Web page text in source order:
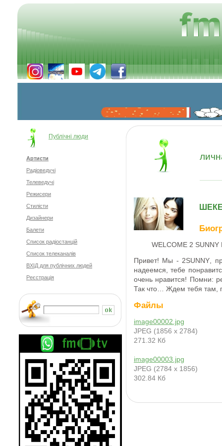
Публічні люди
Артисти
Радіоведучі
Телеведучі
Режисери
Стилісти
Дизайнери
Балети
Cписок радіостанцій
Список телеканалів
ВХІД для публічних людей
Реєстрація
WELCOME 2 SUNNY
Привет! Мы - 2SUNNY,
надеемся, тебе
очень нравится! Помни:
Так что… Ждем тебя там,
Файлы
image00002.jpg
JPEG (1856 x 2784)
271.32 Кб
image00003.jpg
JPEG (2784 x 1856)
302.84 Кб